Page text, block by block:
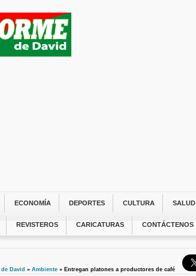
ECONOMÍA DEPORTES CULTURA SALUD
REVISTEROS CARICATURAS CONTÁCTENOS
David » Ambiente » Entregan platones a productores de café